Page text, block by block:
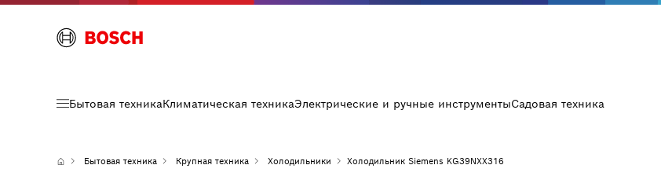
Бытовая техникаКлиматическая техникаЭлектрические и ручные инструментыСадовая техника
Бытовая техника Крупная техника Холодильники Холодильник Siemens KG39NXX316